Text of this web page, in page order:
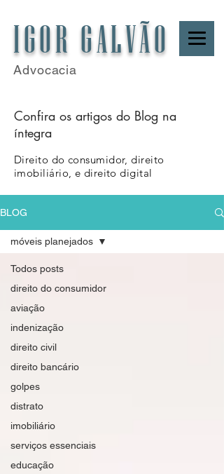
IGOR GALVÃO
Advocacia
Confira os artigos do Blog na
íntegra
Direito do consumidor, direito
imobiliário, e direito digital
BLOG
Todos posts
direito do consumidor
aviação
indenização
direito civil
direito bancário
golpes
distrato
imobiliário
serviços essenciais
educação
móveis planejados